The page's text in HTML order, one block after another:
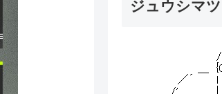
ジュウシマツ